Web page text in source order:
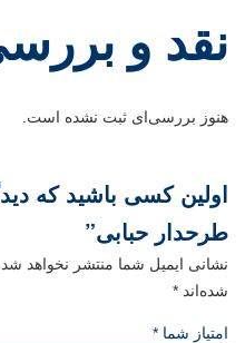
نقد و
هنوز بررسی‌ای ثبت نشده است.
اولین کسی باشید که
طرحدار حبابی”
نشانی ایمیل شما منتشر نخواهد شد.
شده‌اند *
امتیاز شما *